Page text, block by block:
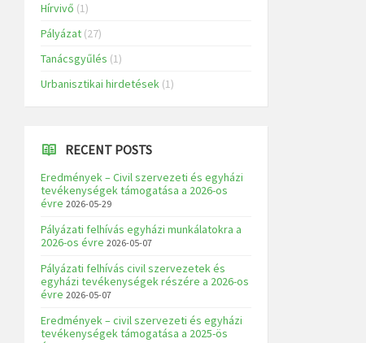
Hírvivő (1)
Pályázat (27)
Tanácsgyűlés (1)
Urbanisztikai hirdetések (1)
RECENT POSTS
Eredmények – Civil szervezeti és egyházi
tevékenységek támogatása a 2026-os
évre 2026-05-29
Pályázati felhívás egyházi munkálatokra a
2026-os évre 2026-05-07
Pályázati felhívás civil szervezetek és
egyházi tevékenységek részére a 2026-os
évre 2026-05-07
Eredmények – civil szervezeti és egyházi
tevékenységek támogatása a 2025-ös